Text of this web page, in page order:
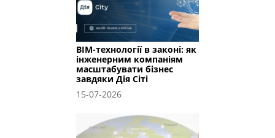
BIM-технології в законі: як
інженерним компаніям
масштабувати бізнес
завдяки Дія Сіті
15-07-2026